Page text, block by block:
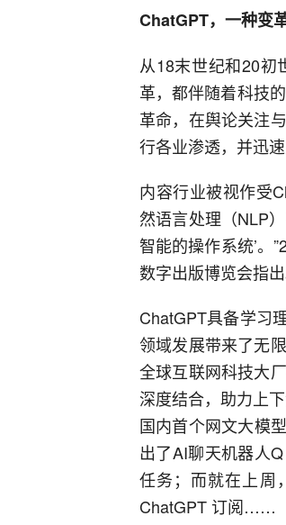
ChatGPT，一种变
从18末世纪和20初
革，都伴随着科技
革命，在舆论关注
行各业渗透，并迅
内容行业被视作受
然语言处理（NLP
智能的操作系统’。
数字出版博览会指出
ChatGPT具备学习
领域发展带来了无
全球互联网科技大
深度结合，助力上
国内首个网文大模
出了AI聊天机器人
任务；而就在上周
ChatGPT 订阅……